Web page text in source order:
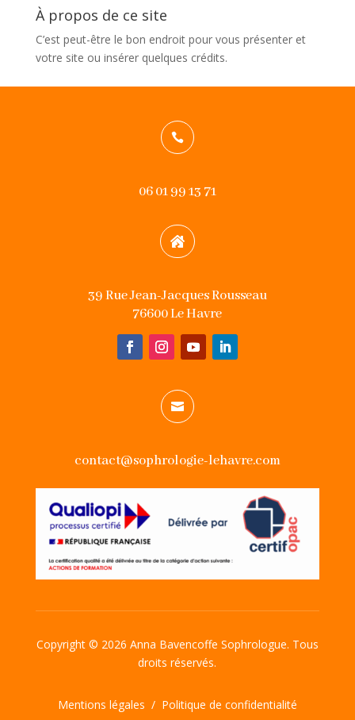
À propos de ce site
C’est peut-être le bon endroit pour vous présenter et
votre site ou insérer quelques crédits.

06 01 99 13 71

39 Rue Jean-Jacques Rousseau
76600 Le Havre

contact@sophrologie-lehavre.com
Copyright © 2026 Anna Bavencoffe Sophrologue. Tous
droits réservés.
Mentions légales / Politique de confidentialité